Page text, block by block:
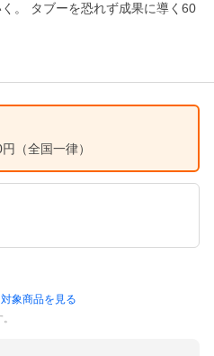
。 タブーを恐れず成果に導く60
（全国一律）
対象商品を見る